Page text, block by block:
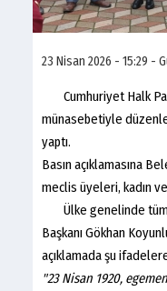
23 Nisan 2026 - 15:29 -
Cumhuriyet Halk
münasebetiyle
yaptı.
Basın açıklamasına
meclis üyeleri, kadın
Ülke genelinde tüm
Başkanı Gökhan
açıklamada şu
"23 Nisan 1920,